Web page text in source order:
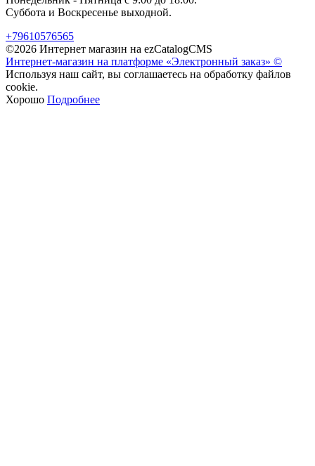
Суббота и Воскресенье выходной.
+79610576565
©2026 Интернет магазин на ezCatalogCMS
Интернет-магазин на платформе «Электронный заказ» ©
Используя наш сайт, вы соглашаетесь на обработку файлов
cookie.
Хорошо Подробнее